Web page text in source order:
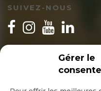
Gérer le
SUIVEZ-NOUS
INSCRIPTION